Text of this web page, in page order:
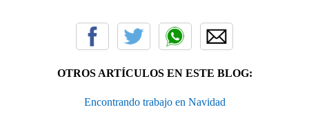
OTROS ARTÍCULOS EN ESTE BLOG:
Encontrando trabajo en Navidad